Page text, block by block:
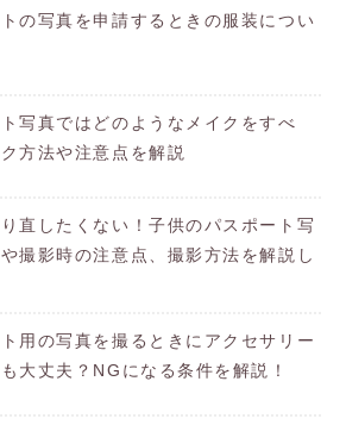
の写真を申請するときの服装につい
写真ではどのようなメイクをすべ
方法や注意点を解説
直したくない！子供のパスポート写
撮影時の注意点、撮影方法を解説し
用の写真を撮るときにアクセサリー
大丈夫？NGになる条件を解説！